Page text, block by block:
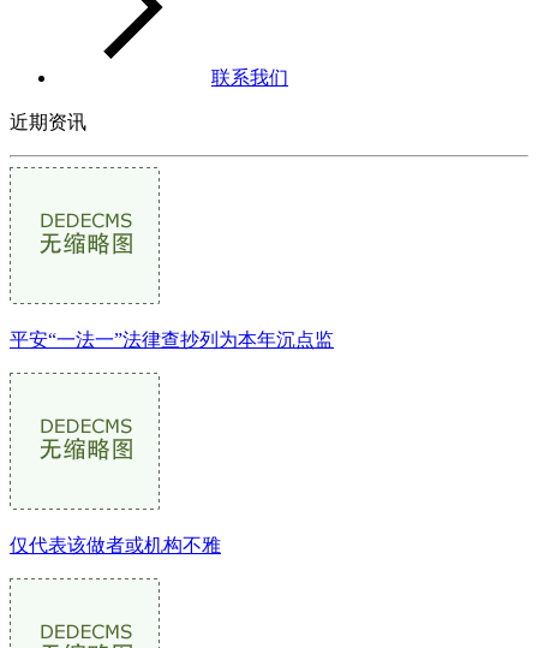
联系我们
近期资讯
平安“一法一”法律查抄列为本年沉点监
仅代表该做者或机构不雅